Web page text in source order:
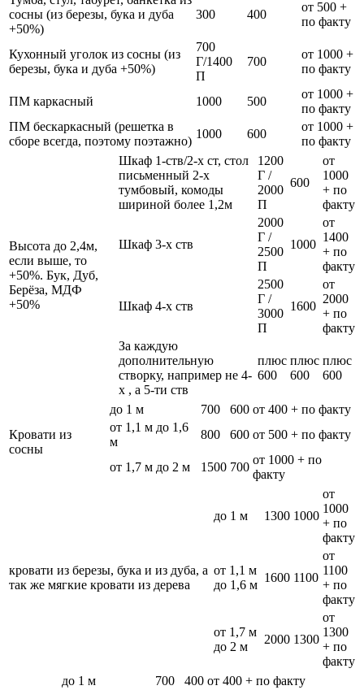
сосны (из березы, бука и дуба
+50%)
300 400
от 500 +
по факту
Кухонный уголок из сосны (из
березы, бука и дуба +50%)
700
Г/1400
П
700
от 1000 +
по факту
ПМ каркасный 1000 500
от 1000 +
по факту
ПМ бескаркасный (решетка в
сборе всегда, поэтому поэтажно)
1000 600
от 1000 +
по факту
Высота до 2,4м,
если выше, то
+50%. Бук, Дуб,
Берёза, МДФ
+50%
Шкаф 1-ств/2-х ст, стол
письменный 2-х
тумбовый, комоды
шириной более 1,2м
1200
Г /
2000
П
600
от
1000
+ по
факту
Шкаф 3-х ств
2000
Г /
2500
П
1000
от
1400
+ по
факту
Шкаф 4-х ств
2500
Г /
3000
П
1600
от
2000
+ по
факту
За каждую
дополнительную
створку, например не 4-
х , а 5-ти ств
плюс
600
плюс
600
плюс
600
Кровати из
сосны
до 1 м 700 600 от 400 + по факту
от 1,1 м до 1,6
м
800 600 от 500 + по факту
от 1,7 м до 2 м 1500 700
от 1000 + по
факту
кровати из березы, бука и из дуба, а
так же мягкие кровати из дерева
до 1 м 1300 1000
от
1000
+ по
факту
от 1,1 м
до 1,6 м
1600 1100
от
1100
+ по
факту
от 1,7 м
до 2 м
2000 1300
от
1300
+ по
факту
до 1 м 700 400 от 400 + по факту